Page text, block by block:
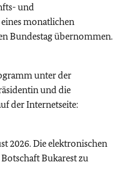
und
monatlichen
Bundestag übernommen.
unter der
und die
der Internetseite:
2026. Die elektronischen
Bukarest zu